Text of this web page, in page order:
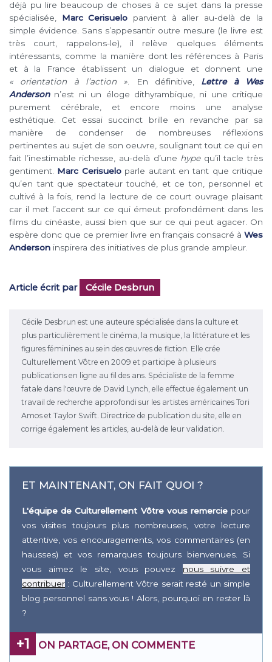
déjà pu lire beaucoup de choses à ce sujet dans la presse
spécialisée, Marc Cerisuelo parvient à aller au-delà de la
simple évidence. Sans s’appesantir outre mesure (le livre est
très court, rappelons-le), il relève quelques éléments
intéressants, comme la manière dont les références à Paris
et à la France établissent un dialogue et donnent une
« orientation à l’action » . En définitive, Lettre à Wes
Andersonn’est ni un éloge dithyrambique, ni une critique
purement cérébrale, et encore moins une analyse
esthétique. Cet essai succinct brille en revanche par sa
manière de condenser de nombreuses réflexions
pertinentes au sujet de son oeuvre, soulignant tout ce qui en
fait l’inestimable richesse, au-delà d’une hypequ’il tacle très
gentiment. Marc Cerisueloparle autant en tant que critique
qu’en tant que spectateur touché, et ce ton, personnel et
cultivé à la fois, rend la lecture de ce court ouvrage plaisant
car il met l’accent sur ce qui émeut profondément dans les
films du cinéaste, aussi bien que sur ce qui peut agacer. On
espère donc que ce premier livre en français consacré à Wes
Anderson inspirera des initiatives de plus grande ampleur.
Article écrit par Cécile Desbrun
Cécile Desbrun est une auteure spécialisée dans la culture et
plus particulièrement le cinéma, la musique, la littérature et les
figures féminines au sein des œuvres de fiction. Elle crée
Culturellement Vôtre en 2009 et participe à plusieurs
publications en ligne au fil des ans. Spécialiste de la femme
fatale dans l'œuvre de David Lynch, elle effectue également un
travail de recherche approfondi sur les artistes américaines Tori
Amos et Taylor Swift. Directrice de publication du site, elle en
corrige également les articles, au-delà de leur validation.
ET MAINTENANT, ON FAIT QUOI ?
L'équipe de Culturellement Vôtre vous remerciepour
vos visites toujours plus nombreuses, votre lecture
attentive, vos encouragements, vos commentaires (en
hausses) et vos remarques toujours bienvenues. Si
vous aimez le site, vous pouvez nous suivre et
contribuer : Culturellement Vôtre serait resté un simple
blog personnel sans vous ! Alors, pourquoi en rester là
?
+1 ON PARTAGE, ON COMMENTE